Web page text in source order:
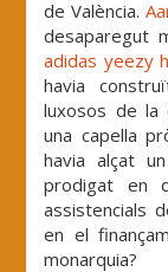
de València.
desaparegut
adidas yeezy
havia
luxosos de la
una capella
havia alçat
prodigat en
assistencials
en el
monarquia?